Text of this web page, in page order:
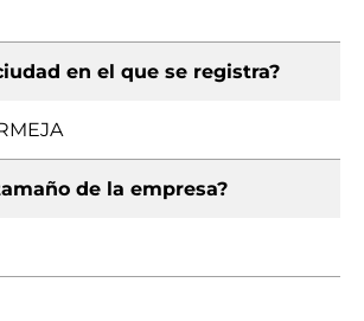
en el que se registra?
de la empresa?